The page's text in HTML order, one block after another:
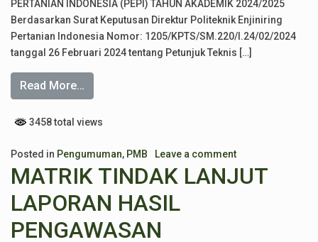
PERTANIAN INDONESIA (PEPI) TAHUN AKADEMIK 2024/2025
Berdasarkan Surat Keputusan Direktur Politeknik Enjiniring
Pertanian Indonesia Nomor: 1205/KPTS/SM.220/I.24/02/2024
tanggal 26 Februari 2024 tentang Petunjuk Teknis […]
Read More…
3458 total views
Posted in Pengumuman, PMB Leave a comment
MATRIK TINDAK LANJUT
LAPORAN HASIL
PENGAWASAN